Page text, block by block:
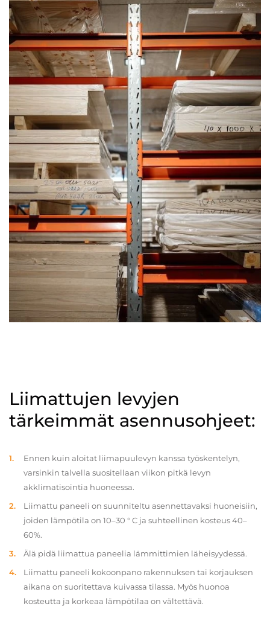
Liimattujen levyjen
tärkeimmät asennusohjeet:
Ennen kuin aloitat liimapuulevyn kanssa työskentelyn,
varsinkin talvella suositellaan viikon pitkä levyn
akklimatisointia huoneessa.
Liimattu paneeli on suunniteltu asennettavaksi huoneisiin,
joiden lämpötila on 10–30 ° C ja suhteellinen kosteus 40–
60%.
Älä pidä liimattua paneelia lämmittimien läheisyydessä.
Liimattu paneeli kokoonpano rakennuksen tai korjauksen
aikana on suoritettava kuivassa tilassa. Myös huonoa
kosteutta ja korkeaa lämpötilaa on vältettävä.